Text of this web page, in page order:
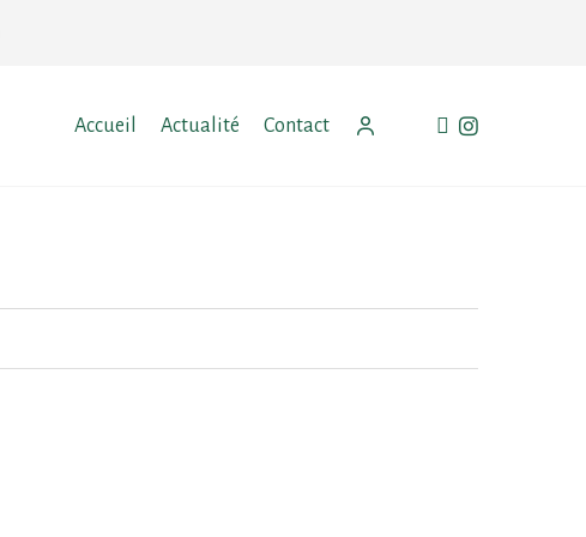
Accueil Actualité Contact facebook
instagram